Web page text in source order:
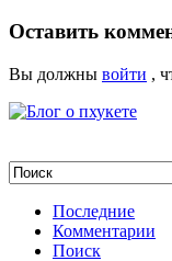
Оставить
Вы должны войти ,
Последние
Комментарии
Поиск